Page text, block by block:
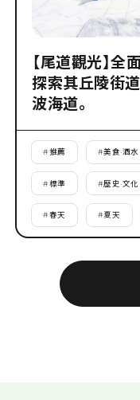
【尾道觀光】
探索其丘陵街
波海道。
#推薦 #美食·酒水
#標準 #歷史·文化
#春天 #夏天